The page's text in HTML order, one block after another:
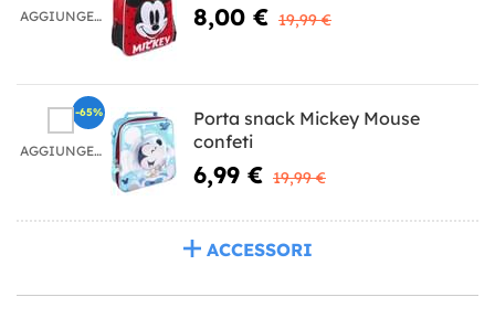
AGGIUNGERE 8,00 € 19,99 €
AGGIUNGERE
Porta snack Mickey Mouse
confeti
6,99 € 19,99 €
-65%
ACCESSORI